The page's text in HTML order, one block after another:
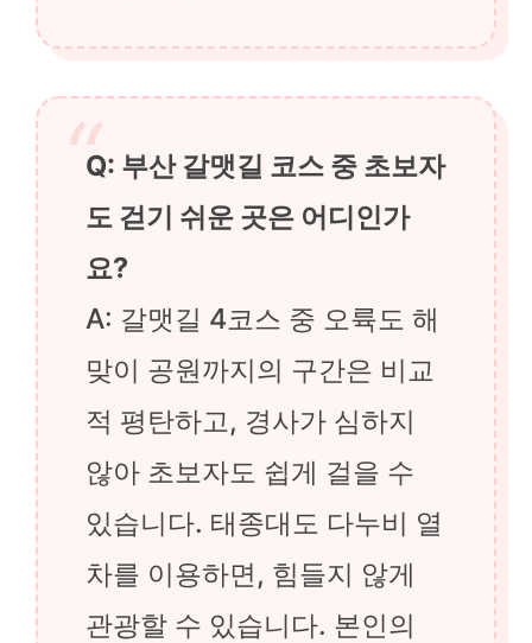
Q: 부산 갈맷길 코스 중 초보자
도 걷기 쉬운 곳은 어디인가
요?
A: 갈맷길 4코스 중 오륙도 해
맞이 공원까지의 구간은 비교
적 평탄하고, 경사가 심하지
않아 초보자도 쉽게 걸을 수
있습니다. 태종대도 다누비 열
차를 이용하면, 힘들지 않게
관광할 수 있습니다. 본인의